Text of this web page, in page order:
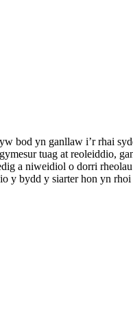
bod yn ganllaw i’r rhai
tuag at reoleiddio,
a niweidiol o dorri
y bydd y siarter hon yn